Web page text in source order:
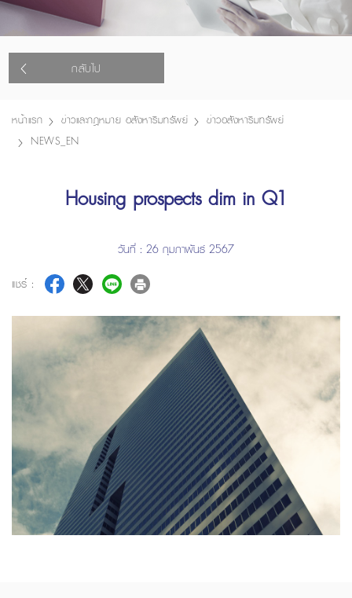
กลับไป
หน้าแรก ข่าวและกฎหมาย อสังหาริมทรัพย์
ข่าวอสังหาริมทรัพย์
NEWS_EN
Housing prospects dim in Q1
วันที่ : 26 กุมภาพันธ์ 2567
แชร์ :